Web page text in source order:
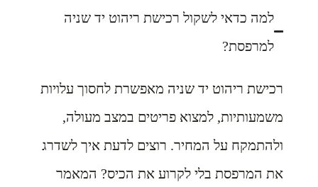
למה כדאי לשקול רכישת ריהוט יד שניה
למרפסת?
רכישת ריהוט יד שניה מאפשרת לחסוך עלויות
משמעותיות, למצוא פריטים במצב מעולה,
ולהתמקח על המחיר. רוצים לדעת איך לשדרג
את המרפסת בלי לקרוע את הכיס? המאמר